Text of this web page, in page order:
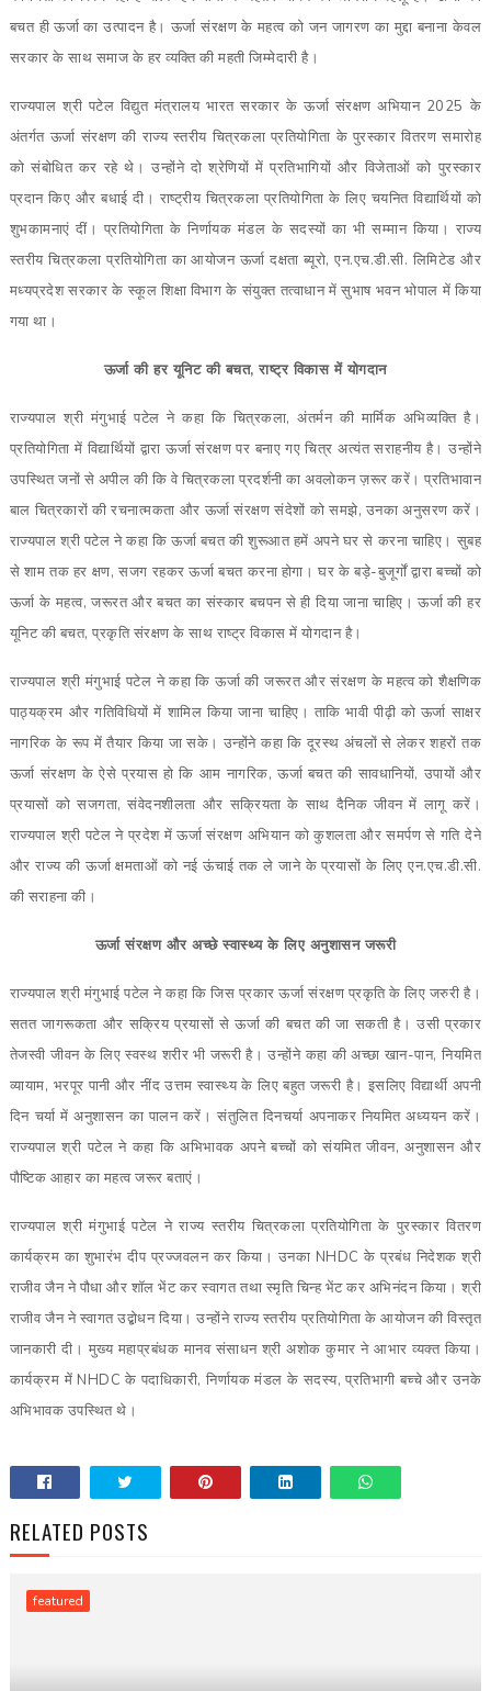
बचत ही ऊर्जा का उत्पादन है। ऊर्जा संरक्षण के महत्व को जन जागरण का मुद्दा बनाना केवल
सरकार के साथ समाज के हर व्यक्ति की महती जिम्मेदारी है।
राज्यपाल श्री पटेल विद्युत मंत्रालय भारत सरकार के ऊर्जा संरक्षण अभियान 2025 के
अंतर्गत ऊर्जा संरक्षण की राज्य स्तरीय चित्रकला प्रतियोगिता के पुरस्कार वितरण समारोह
को संबोधित कर रहे थे। उन्होंने दो श्रेणियों में प्रतिभागियों और विजेताओं को पुरस्कार
प्रदान किए और बधाई दी। राष्ट्रीय चित्रकला प्रतियोगिता के लिए चयनित विद्यार्थियों को
शुभकामनाएं दीं। प्रतियोगिता के निर्णायक मंडल के सदस्यों का भी सम्मान किया। राज्य
स्तरीय चित्रकला प्रतियोगिता का आयोजन ऊर्जा दक्षता ब्यूरो, एन.एच.डी.सी. लिमिटेड और
मध्यप्रदेश सरकार के स्कूल शिक्षा विभाग के संयुक्त तत्वाधान में सुभाष भवन भोपाल में किया
गया था।
ऊर्जा की हर यूनिट की बचत, राष्ट्र विकास में योगदान
राज्यपाल श्री मंगुभाई पटेल ने कहा कि चित्रकला, अंतर्मन की मार्मिक अभिव्यक्ति है।
प्रतियोगिता में विद्यार्थियों द्वारा ऊर्जा संरक्षण पर बनाए गए चित्र अत्यंत सराहनीय है। उन्होंने
उपस्थित जनों से अपील की कि वे चित्रकला प्रदर्शनी का अवलोकन ज़रूर करें। प्रतिभावान
बाल चित्रकारों की रचनात्मकता और ऊर्जा संरक्षण संदेशों को समझे, उनका अनुसरण करें।
राज्यपाल श्री पटेल ने कहा कि ऊर्जा बचत की शुरूआत हमें अपने घर से करना चाहिए। सुबह
से शाम तक हर क्षण, सजग रहकर ऊर्जा बचत करना होगा। घर के बड़े-बुजूर्गों द्वारा बच्चों को
ऊर्जा के महत्व, जरूरत और बचत का संस्कार बचपन से ही दिया जाना चाहिए। ऊर्जा की हर
यूनिट की बचत, प्रकृति संरक्षण के साथ राष्ट्र विकास में योगदान है।
राज्यपाल श्री मंगुभाई पटेल ने कहा कि ऊर्जा की जरूरत और संरक्षण के महत्व को शैक्षणिक
पाठ्यक्रम और गतिविधियों में शामिल किया जाना चाहिए। ताकि भावी पीढ़ी को ऊर्जा साक्षर
नागरिक के रूप में तैयार किया जा सके। उन्होंने कहा कि दूरस्थ अंचलों से लेकर शहरों तक
ऊर्जा संरक्षण के ऐसे प्रयास हो कि आम नागरिक, ऊर्जा बचत की सावधानियों, उपायों और
प्रयासों को सजगता, संवेदनशीलता और सक्रियता के साथ दैनिक जीवन में लागू करें।
राज्यपाल श्री पटेल ने प्रदेश में ऊर्जा संरक्षण अभियान को कुशलता और समर्पण से गति देने
और राज्य की ऊर्जा क्षमताओं को नई ऊंचाई तक ले जाने के प्रयासों के लिए एन.एच.डी.सी.
की सराहना की।
ऊर्जा संरक्षण और अच्छे स्वास्थ्य के लिए अनुशासन जरूरी
राज्यपाल श्री मंगुभाई पटेल ने कहा कि जिस प्रकार ऊर्जा संरक्षण प्रकृति के लिए जरुरी है।
सतत जागरूकता और सक्रिय प्रयासों से ऊर्जा की बचत की जा सकती है। उसी प्रकार
तेजस्वी जीवन के लिए स्वस्थ शरीर भी जरूरी है। उन्होंने कहा की अच्छा खान-पान, नियमित
व्यायाम, भरपूर पानी और नींद उत्तम स्वास्थ्य के लिए बहुत जरूरी है। इसलिए विद्यार्थी अपनी
दिन चर्या में अनुशासन का पालन करें। संतुलित दिनचर्या अपनाकर नियमित अध्ययन करें।
राज्यपाल श्री पटेल ने कहा कि अभिभावक अपने बच्चों को संयमित जीवन, अनुशासन और
पौष्टिक आहार का महत्व जरूर बताएं।
राज्यपाल श्री मंगुभाई पटेल ने राज्य स्तरीय चित्रकला प्रतियोगिता के पुरस्कार वितरण
कार्यक्रम का शुभारंभ दीप प्रज्जवलन कर किया। उनका NHDC के प्रबंध निदेशक श्री
राजीव जैन ने पौधा और शॉल भेंट कर स्वागत तथा स्मृति चिन्ह भेंट कर अभिनंदन किया। श्री
राजीव जैन ने स्वागत उद्बोधन दिया। उन्होंने राज्य स्तरीय प्रतियोगिता के आयोजन की विस्तृत
जानकारी दी। मुख्य महाप्रबंधक मानव संसाधन श्री अशोक कुमार ने आभार व्यक्त किया।
कार्यक्रम में NHDC के पदाधिकारी, निर्णायक मंडल के सदस्य, प्रतिभागी बच्चे और उनके
अभिभावक उपस्थित थे।
RELATED POSTS
featured